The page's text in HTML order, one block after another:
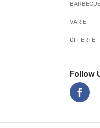
BARBECUE
VARIE
OFFERTE
Follow